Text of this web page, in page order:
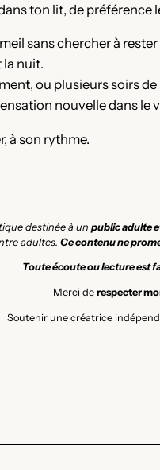
ton lit, de préférence
sans chercher à rester
la nuit.
ou plusieurs soirs de
nouvelle dans le
à son rythme.
destinée à un public adulte
adultes. Ce contenu ne
Toute écoute ou lecture est
Merci de respecter
Soutenir une créatrice